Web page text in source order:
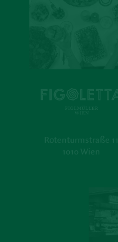
Rotenturmstraße 11
1010 Wien